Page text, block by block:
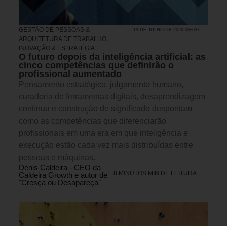
GESTÃO DE PESSOAS &
ARQUITETURA DE TRABALHO,
INOVAÇÃO & ESTRATÉGIA
19 DE JULHO DE 2026 08H00
O futuro depois da inteligência artificial: as
cinco competências que definirão o
profissional aumentado
Pensamento estratégico, julgamento humano,
curadoria de ferramentas digitais, desaprendizagem
contínua e construção de significado despontam
como as competências que diferenciarão
profissionais em uma era em que inteligência e
execução estão cada vez mais distribuídas entre
pessoas e máquinas.
Denis Caldeira - CEO da
Caldeira Growth e autor de
"Cresça ou Desapareça"
8 MINUTOS MIN DE LEITURA